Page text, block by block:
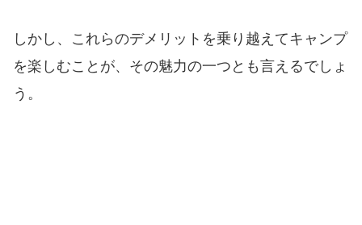
しかし、これらのデメリットを乗り越えてキャンプ
を楽しむことが、その魅力の一つとも言えるでしょ
う。